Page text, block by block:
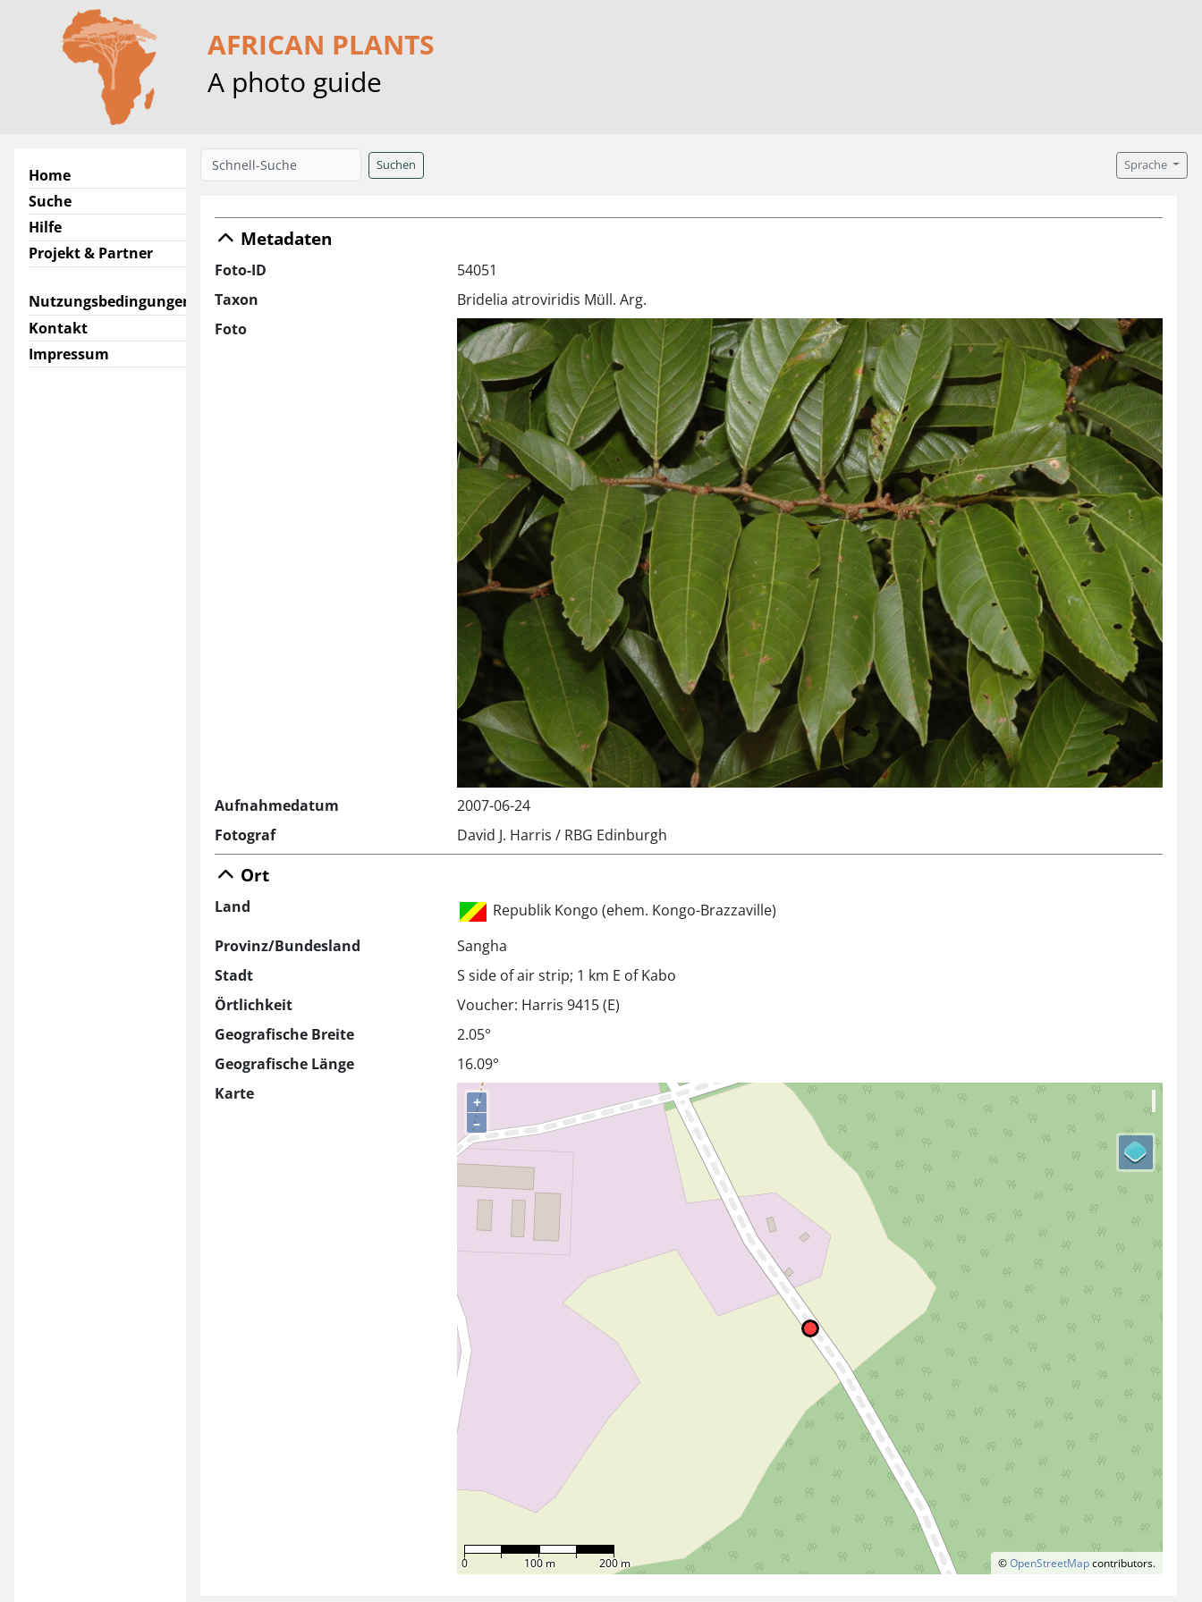
AFRICAN PLANTS
A photo guide
Home
Suche
Hilfe
Projekt & Partner
Nutzungsbedingungen
Kontakt
Impressum
Suchen Sprache
Metadaten
Foto-ID
54051
Taxon
Bridelia atroviridis Müll. Arg.
Foto
Aufnahmedatum
2007-06-24
Fotograf
David J. Harris / RBG Edinburgh
Ort
Land
Republik Kongo (ehem. Kongo-Brazzaville)
Provinz/Bundesland
Sangha
Stadt
S side of air strip; 1 km E of Kabo
Örtlichkeit
Voucher: Harris 9415 (E)
Geografische Breite
2.05°
Geografische Länge
16.09°
Karte
+
–
©OpenStreetMapcontributors.
0 100 m 200 m